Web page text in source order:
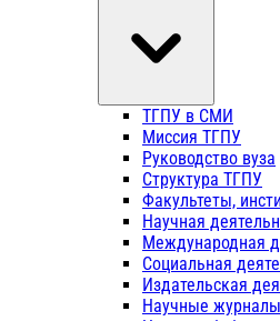
ТГПУ в СМИ
Миссия ТГПУ
Руководство вуза
Структура ТГПУ
Факультеты,
Научная
Международная
Социальная
Издательская
Научные